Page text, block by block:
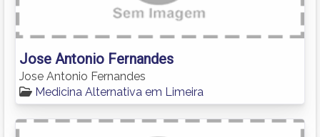
Jose Antonio Fernandes
Jose Antonio Fernandes
Medicina Alternativa em Limeira